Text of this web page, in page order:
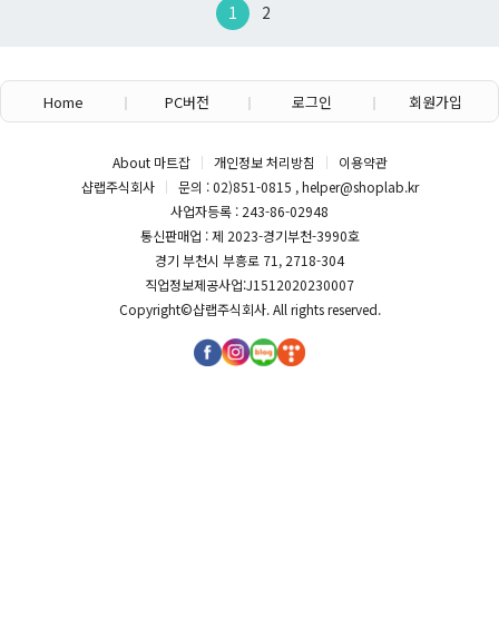
1 2
Home PC버전 로그인 회원가입
About 마트잡 개인정보 처리방침
이용약관
샵랩주식회사
문의 : 02)851-0815 , helper@shoplab.kr
사업자등록 : 243-86-02948
통신판매업 : 제 2023-경기부천-3990호
경기 부천시 부흥로 71, 2718-304
직업정보제공사업:J1512020230007
Copyright©샵랩주식회사. All rights reserved.